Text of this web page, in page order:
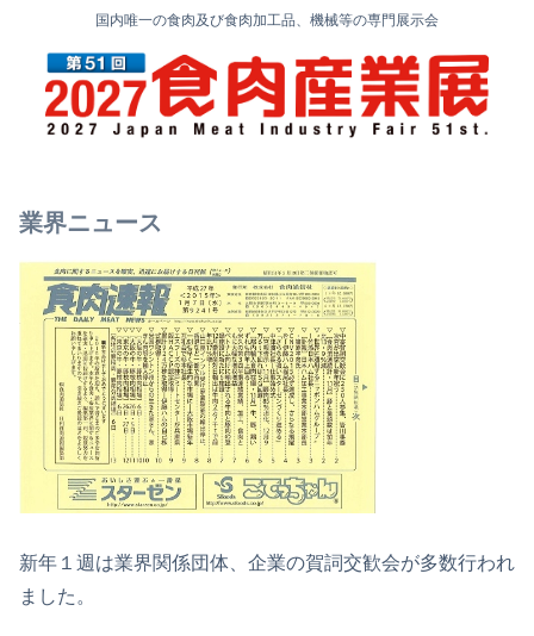
国内唯一の食肉及び食肉加工品、機械等の専門展示会
業界ニュース
新年１週は業界関係団体、企業の賀詞交歓会が多数行われ
ました。